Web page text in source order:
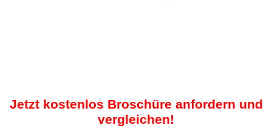
Jetzt kostenlos Broschüre anfordern und
vergleichen!